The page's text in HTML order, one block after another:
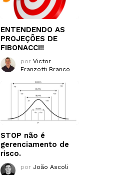
ENTENDENDO AS
PROJEÇÕES DE
FIBONACCI!!
por Victor
Franzotti Branco
STOP não é
gerenciamento de
risco.
por João Ascoli